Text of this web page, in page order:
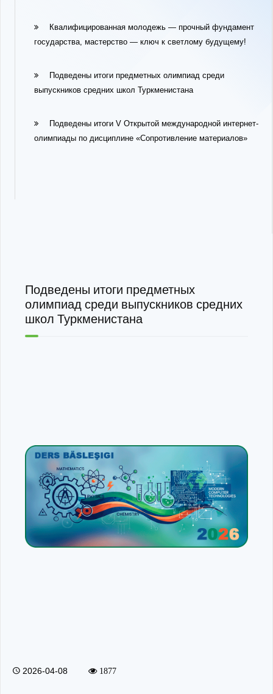
Квалифицированная молодежь — прочный фундамент
государства, мастерство — ключ к светлому будущему!
Подведены итоги предметных олимпиад среди
выпускников средних школ Туркменистана
Подведены итоги V Открытой международной интернет-
олимпиады по дисциплине «Сопротивление материалов»
Подведены итоги предметных
олимпиад среди выпускников средних
школ Туркменистана
2026-04-08 1877